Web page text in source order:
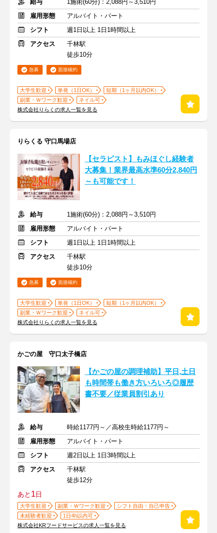
給与
1施術(60分)：2,088円～3,510円
雇用形態
アルバイト・パート
シフト
週1日以上 1日1時間以上
アクセス
千林駅
徒歩10分
急募 面接確約
大学生歓迎 単発（1日OK）
短期（1ヶ月以内OK）
副業・Ｗワーク歓迎
ネイル可
株式会社りらくの求人一覧を見る
りらくる 守口馬場店
【セラピスト】もみほぐし経験者
大募集！業界最高水準60分2,840円
～も可能です！
給与
1施術(60分)：2,088円～3,510円
雇用形態
アルバイト・パート
シフト
週1日以上 1日1時間以上
アクセス
千林駅
徒歩10分
急募 面接確約
大学生歓迎 単発（1日OK）
短期（1ヶ月以内OK）
副業・Ｗワーク歓迎
ネイル可
株式会社りらくの求人一覧を見る
かごの屋 守口太子橋店
【かごの屋の調理補助】平日,土日
も時間帯も働き方いろいろ◎履歴
書不要／従業員割引あり
給与
時給1177円～／高校生時給1177円～
雇用形態
アルバイト・パート
シフト
週2日以上 1日3時間以上
アクセス
千林駅
徒歩12分
あと 1日
大学生歓迎 副業・Ｗワーク歓迎
シフト自由・自己申告
未経験者歓迎
1日4h以内可
株式会社KRフードサービスの求人一覧を見る